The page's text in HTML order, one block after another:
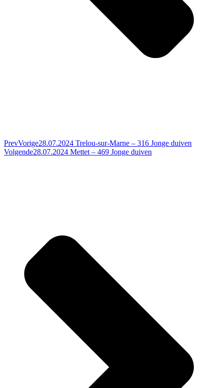
PrevVorige28.07.2024 Trelou-sur-Marne – 316 Jonge duiven
Volgende28.07.2024 Mettet – 469 Jonge duiven